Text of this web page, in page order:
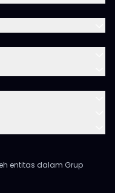
entitas dalam Grup